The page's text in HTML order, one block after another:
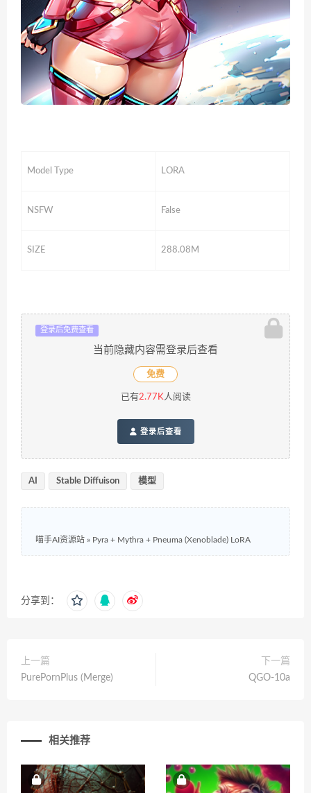
Model Type LORA
NSFW False
SIZE 288.08M
登录后免费查看
当前隐藏内容需登录后查看
免费
已有2.77K人阅读
登录后查看
AI Stable Diffuison 模型
喵手AI资源站 » Pyra + Mythra + Pneuma (Xenoblade) LoRA
分享到：
上一篇
PurePornPlus (Merge)
下一篇
QGO-10a
相关推荐